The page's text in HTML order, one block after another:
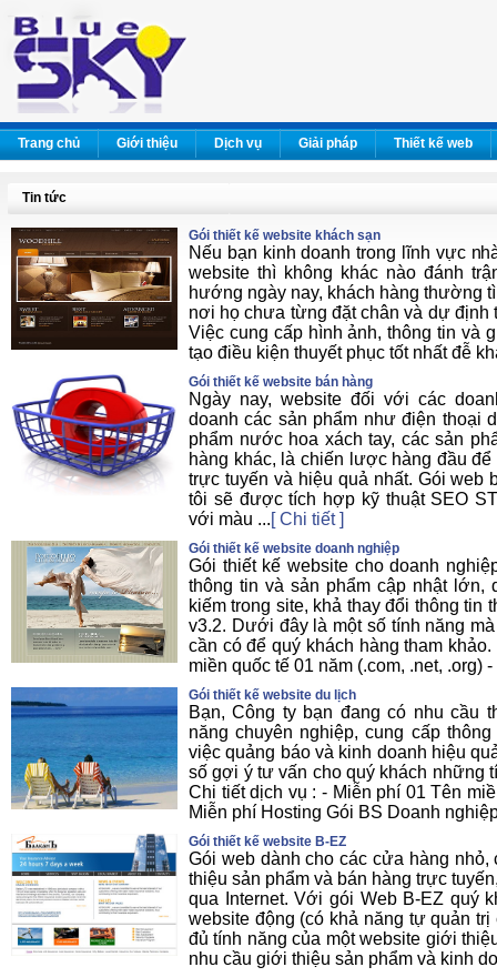
Trang chủ Giới thiệu Dịch vụ Giải pháp Thiết kế web
Tin tức
Gói thiết kế website khách sạn
Nếu bạn kinh doanh trong lĩnh vực
website thì không khác nào đánh
hướng ngày nay, khách hàng thường
nơi họ chưa từng đặt chân và dự
Việc cung cấp hình ảnh, thông tin và
tạo điều kiện thuyết phục tốt nhất đễ
Gói thiết kế website bán hàng
Ngày nay, website đối với các
doanh các sản phẩm như điện thoại
phẩm nước hoa xách tay, các sản
hàng khác, là chiến lược hàng đầu
trực tuyến và hiệu quả nhất. Gói web
tôi sẽ được tích hợp kỹ thuật SEO
với màu ...[ Chi tiết ]
Gói thiết kế website doanh nghiệp
Gói thiết kế website cho doanh
thông tin và sản phẩm cập nhật lớn,
kiếm trong site, khả thay đổi thông
v3.2. Dưới đây là một số tính năng
cần có để quý khách hàng tham
miền quốc tế 01 năm (.com, .net, .org)
Gói thiết kế website du lịch
Bạn, Công ty bạn đang có nhu cầu
năng chuyên nghiệp, cung cấp
việc quảng báo và kinh doanh hiệu
số gợi ý tư vấn cho quý khách những
Chi tiết dịch vụ : - Miễn phí 01 Tên
Miễn phí Hosting Gói BS Doanh
Gói thiết kế website B-EZ
Gói web dành cho các cửa hàng
thiệu sản phẩm và bán hàng trực
qua Internet. Với gói Web B-EZ quý
website động (có khả năng tự quản
đủ tính năng của một website giới
nhu cầu giới thiệu sản phẩm và kinh